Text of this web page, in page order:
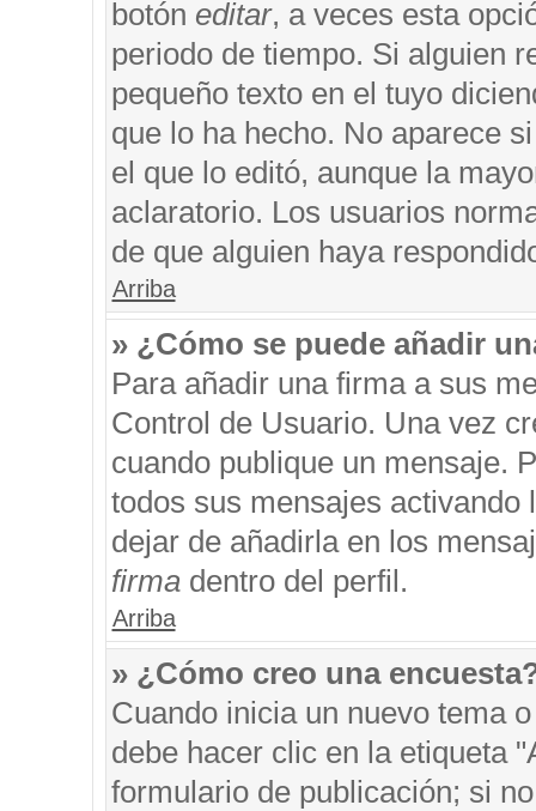
botón editar, a veces esta
periodo de tiempo. Si alguien
pequeño texto en el tuyo
que lo ha hecho. No aparece
el que lo editó, aunque la
aclaratorio. Los usuarios
de que alguien haya
Arriba
» ¿Cómo se puede añadir
Para añadir una firma a sus
Control de Usuario. Una vez
cuando publique un mensaje.
todos sus mensajes
dejar de añadirla en los
firmadentro del perfil.
Arriba
» ¿Cómo creo una
Cuando inicia un nuevo tema
debe hacer clic en la etiqueta
formulario de publicación; si